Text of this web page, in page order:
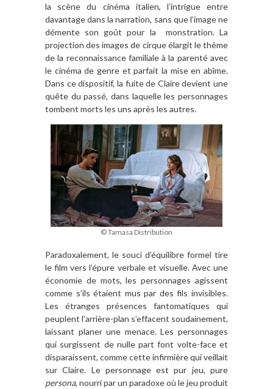
la scène du cinéma italien, l’intrigue entre
davantage dans la narration, sans que l’image ne
démente son goût pour la monstration. La
projection des images de cirque élargit le thème
de la reconnaissance familiale à la parenté avec
le cinéma de genre et parfait la mise en abîme.
Dans ce dispositif, la fuite de Claire devient une
quête du passé, dans laquelle les personnages
tombent morts les uns après les autres.
© Tamasa Distribution
Paradoxalement, le souci d’équilibre formel tire
le film vers l’épure verbale et visuelle. Avec une
économie de mots, les personnages agissent
comme s’ils étaient mus par des fils invisibles.
Les étranges présences fantomatiques qui
peuplent l’arrière-plan s’effacent soudainement,
laissant planer une menace. Les personnages
qui surgissent de nulle part font volte-face et
disparaissent, comme cette infirmière qui veillait
sur Claire. Le personnage est pur jeu, pure
persona, nourri par un paradoxe où le jeu produit